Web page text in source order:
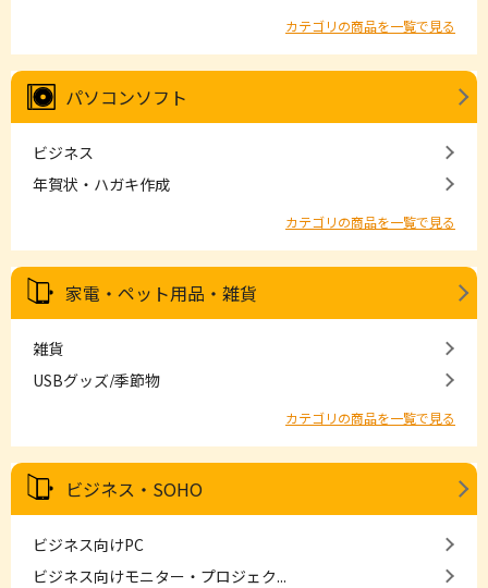
カテゴリの商品を一覧で見る
パソコンソフト
ビジネス
年賀状・ハガキ作成
カテゴリの商品を一覧で見る
家電・ペット用品・雑貨
雑貨
USBグッズ/季節物
カテゴリの商品を一覧で見る
ビジネス・SOHO
ビジネス向けPC
ビジネス向けモニター・プロジェク...